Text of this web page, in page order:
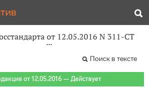
от 12.05.2016 N 311-СТ
Поиск в тексте
от 12.05.2016 — Действует